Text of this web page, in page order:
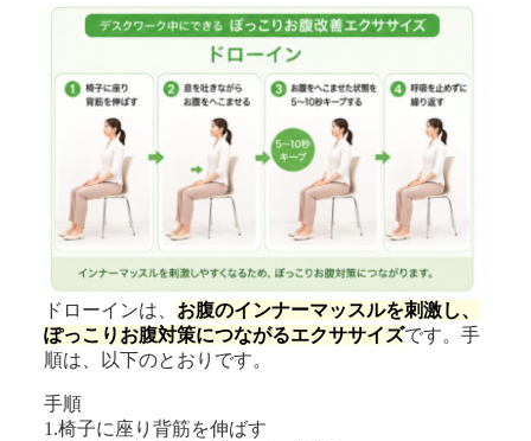
ドローインは、 お腹のインナーマッスルを刺激し、
ぽっこりお腹対策につながるエクササイズです。手
順は、以下のとおりです。
手順
1.椅子に座り背筋を伸ばす